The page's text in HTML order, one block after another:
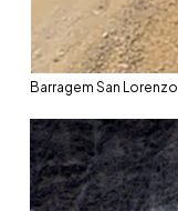
Barragem San Lorenzo